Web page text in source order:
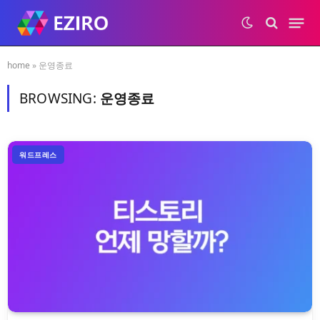
home » 운영종료
BROWSING: 운영종료
워드프레스